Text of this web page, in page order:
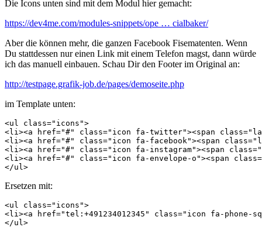
Die Icons unten sind mit dem Modul hier gemacht:
https://dev4me.com/modules-snippets/ope … cialbaker/
Aber die können mehr, die ganzen Facebook Fisematenten. Wenn
Du stattdessen nur einen Link mit einem Telefon magst, dann würde
ich das manuell einbauen. Schau Dir den Footer im Original an:
http://testpage.grafik-job.de/pages/demoseite.php
im Template unten:
<ul class="icons">
<li><a href="#" class="icon fa-twitter"><span
<li><a href="#" class="icon fa-facebook"><span
<li><a href="#" class="icon fa-instagram"><span
<li><a href="#" class="icon fa-envelope-o"><span
</ul>
Ersetzen mit:
<ul class="icons">
<li><a href="tel:+491234012345" class="icon fa-phone-
</ul>